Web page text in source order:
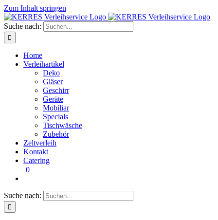
Zum Inhalt springen
Suche nach:
Home
Verleihartikel
Deko
Gläser
Geschirr
Geräte
Mobiliar
Specials
Tischwäsche
Zubehör
Zeltverleih
Kontakt
Catering
0
Suche nach: